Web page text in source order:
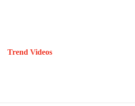
Trend Videos